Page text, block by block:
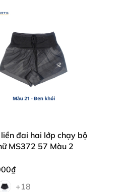
bằng những sản
liền đai hai lớp chạy bộ
MS372 57 Màu 2
+18